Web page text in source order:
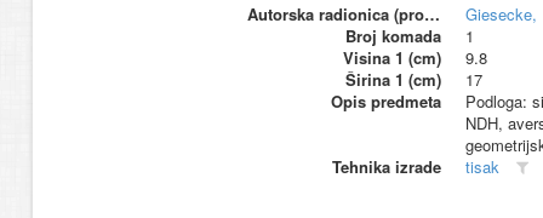
Autorska radionica (proizvođač)
Giesecke,
Broj komada
1
Visina 1 (cm)
9.8
Širina 1 (cm)
17
Opis predmeta
Podloga:
NDH,
Tehnika izrade
tisak